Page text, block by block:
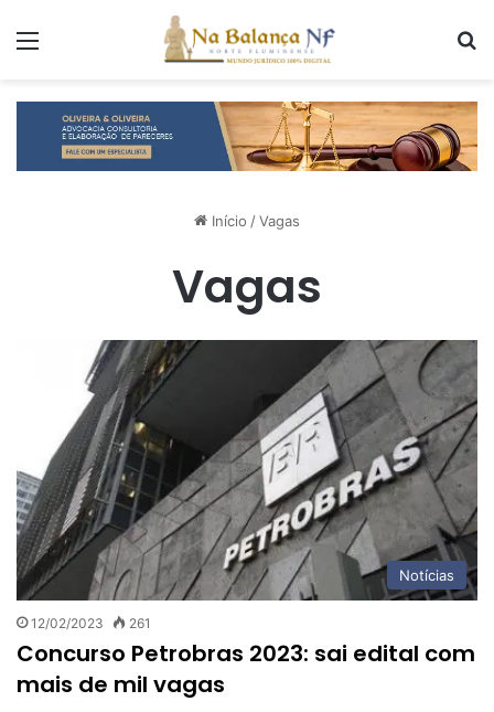
Início /Vagas
Vagas
Notícias
12/02/2023 261
Concurso Petrobras 2023: sai edital com
mais de mil vagas